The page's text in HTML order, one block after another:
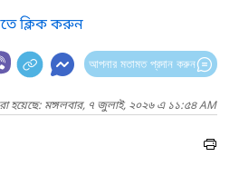
ক্লিক করুন
আপনার মতামত প্রদান করুন
হয়েছে: মঙ্গলবার, ৭ জুলাই, ২০২৬ এ ১১:৫৪ AM